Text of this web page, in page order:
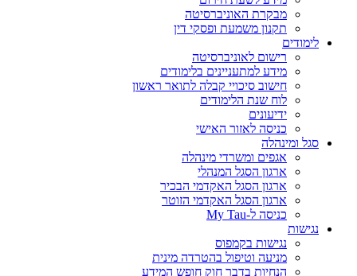
מבקרת האוניברסיטה
תקנון משמעת ופסקי דין
לימודים
רישום לאוניברסיטה
מידע למתעניינים בלימודים
חישוב סיכויי קבלה לתואר ראשון
לוח שנת הלימודים
ידיעונים
כניסה לאזור האישי
סגל ומינהלה
אגפים ומשרדי מינהלה
ארגון הסגל המנהלי
ארגון הסגל האקדמי הבכיר
ארגון הסגל האקדמי הזוטר
כניסה ל-My Tau
נגישות
נגישות בקמפוס
מניעה וטיפול בהטרדה מינית
הנחיות בדבר חוק חופש המידע